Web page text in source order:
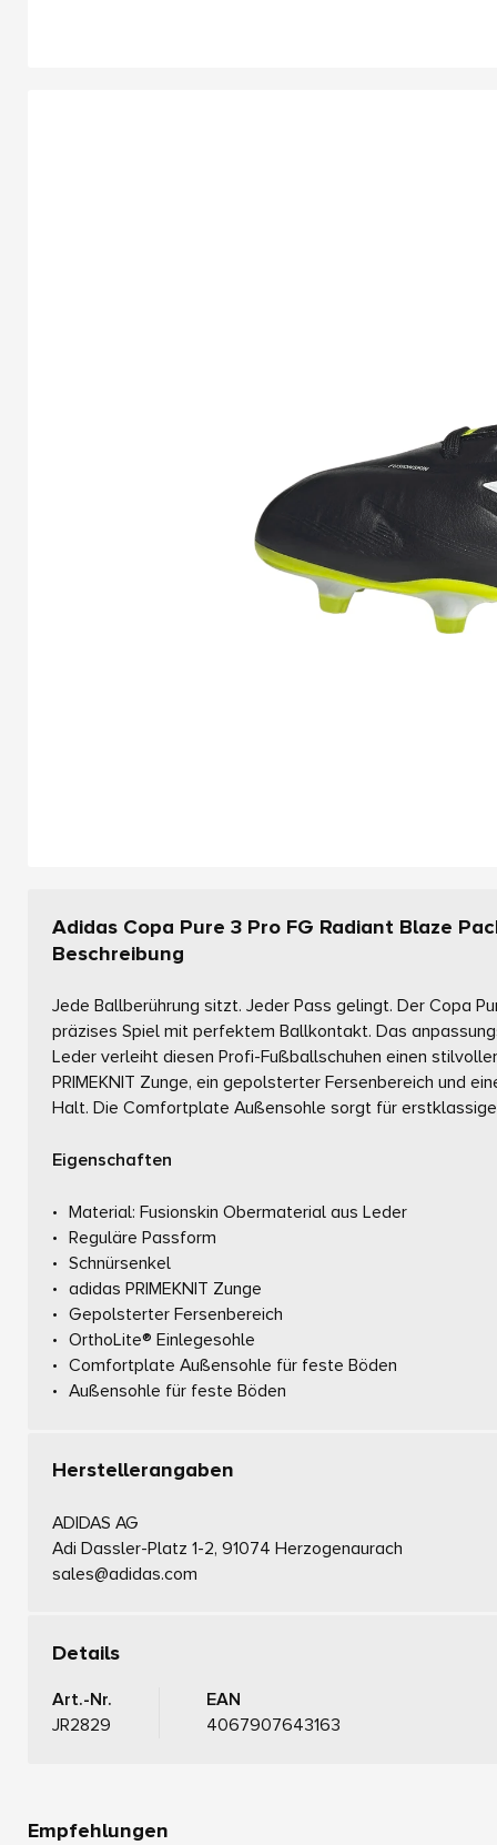
Adidas Copa Pure 3 Pro FG Radiant Blaze
Beschreibung
Jede Ballberührung sitzt. Jeder Pass gelingt. Der Copa
präzises Spiel mit perfektem Ballkontakt. Das
Leder verleiht diesen Profi-Fußballschuhen einen
PRIMEKNIT Zunge, ein gepolsterter Fersenbereich und
Halt. Die Comfortplate Außensohle sorgt für
Eigenschaften
Material: Fusionskin Obermaterial aus Leder
Reguläre Passform
Schnürsenkel
adidas PRIMEKNIT Zunge
Gepolsterter Fersenbereich
OrthoLite® Einlegesohle
Comfortplate Außensohle für feste Böden
Außensohle für feste Böden
Herstellerangaben
ADIDAS AG
Adi Dassler-Platz 1-2, 91074 Herzogenaurach
sales@adidas.com
Details
Art.-Nr.
JR2829
EAN
4067907643163
Empfehlungen